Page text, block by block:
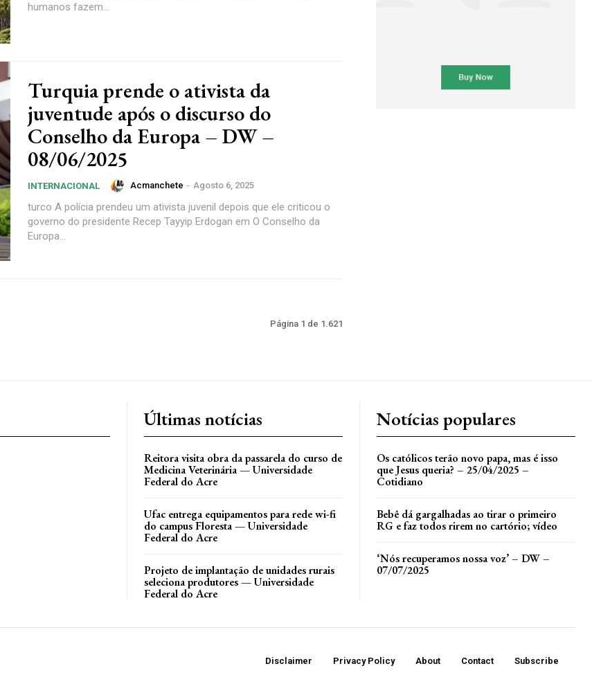
humanos fazem...
Turquia prende o ativista da
juventude após o discurso do
Conselho da Europa – DW –
08/06/2025
INTERNACIONAL Acmanchete - Agosto 6, 2025
turco A polícia prendeu um ativista juvenil depois que ele criticou o
governo do presidente Recep Tayyip Erdogan em O Conselho da
Europa...
Página 1 de 1.621
Últimas notícias
Reitora visita obra da passarela do curso de
Medicina Veterinária — Universidade
Federal do Acre
Ufac entrega equipamentos para rede wi-fi
do campus Floresta — Universidade
Federal do Acre
Projeto de implantação de unidades rurais
seleciona produtores — Universidade
Federal do Acre
Notícias populares
Os católicos terão novo papa, mas é isso
que Jesus queria? – 25/04/2025 –
Cotidiano
Bebê dá gargalhadas ao tirar o primeiro
RG e faz todos rirem no cartório; vídeo
‘Nós recuperamos nossa voz’ – DW –
07/07/2025
Disclaimer Privacy Policy About Contact Subscribe